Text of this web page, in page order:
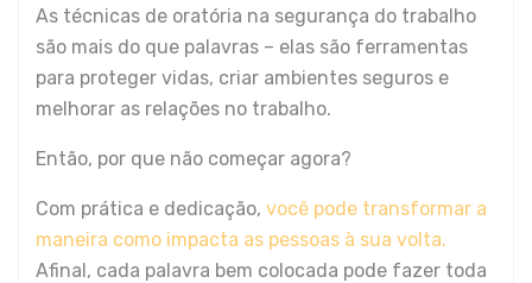
As técnicas de oratória na segurança do trabalho
são mais do que palavras – elas são ferramentas
para proteger vidas, criar ambientes seguros e
melhorar as relações no trabalho.
Então, por que não começar agora?
Com prática e dedicação, você pode transformar a
maneira como impacta as pessoas à sua volta.
Afinal, cada palavra bem colocada pode fazer toda